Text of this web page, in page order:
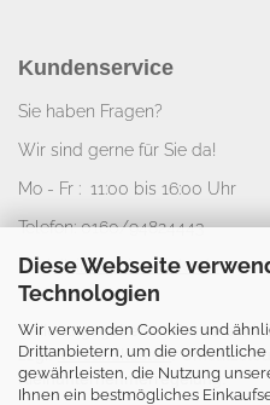
Diese Webseite
Technologien
Wir verwenden Cookies und
Drittanbietern, um die
gewährleisten, die Nutzung
Ihnen ein bestmögliches
Kundenservice
Sie haben Fragen?
Wir sind gerne für Sie da!
Mo - Fr : 11:00 bis 16:00 Uhr
Telefon: 0160/94824443
E-Mail:info@nice-deko.de
*Alle angegebenen Preise sind
zzgl. Versandkosten.
Kleinunternehmerregelung.